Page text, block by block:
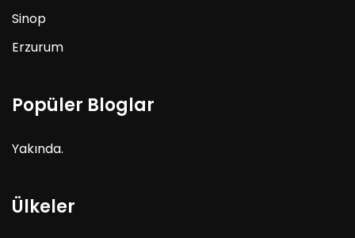
Sinop
Erzurum
Popüler Bloglar
Yakında.
Ülkeler